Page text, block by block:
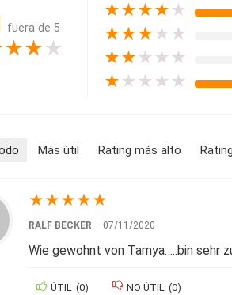
fuera de 5
★★★
★★★★ ★
★★★ ★ ★
★★ ★ ★ ★
★ ★ ★ ★ ★
Más útil Rating más alto
★★★★★
RALF BECKER – 07/11/2020
Wie gewohnt von Tamya…..bin sehr
ÚTIL (0) NO ÚTIL (0)